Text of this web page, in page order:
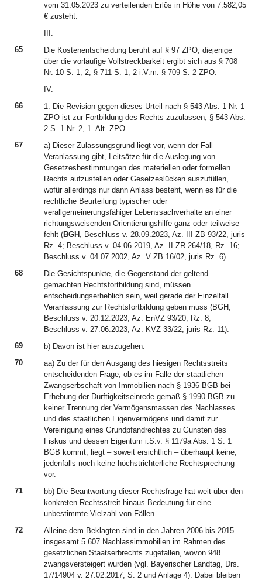
vom 31.05.2023 zu verteilenden Erlös in Höhe von 7.582,05
€ zusteht.
III.
65
Die Kostenentscheidung beruht auf § 97 ZPO, diejenige
über die vorläufige Vollstreckbarkeit ergibt sich aus § 708
Nr. 10 S. 1, 2, § 711 S. 1, 2 i.V.m. § 709 S. 2 ZPO.
IV.
66
1. Die Revision gegen dieses Urteil nach § 543 Abs. 1 Nr. 1
ZPO ist zur Fortbildung des Rechts zuzulassen, § 543 Abs.
2 S. 1 Nr. 2, 1. Alt. ZPO.
67
a) Dieser Zulassungsgrund liegt vor, wenn der Fall
Veranlassung gibt, Leitsätze für die Auslegung von
Gesetzesbestimmungen des materiellen oder formellen
Rechts aufzustellen oder Gesetzeslücken auszufüllen,
wofür allerdings nur dann Anlass besteht, wenn es für die
rechtliche Beurteilung typischer oder
verallgemeinerungsfähiger Lebenssachverhalte an einer
richtungsweisenden Orientierungshilfe ganz oder teilweise
fehlt (BGH , Beschluss v. 28.09.2023, Az. III ZB 93/22, juris
Rz. 4; Beschluss v. 04.06.2019, Az. II ZR 264/18, Rz. 16;
Beschluss v. 04.07.2002, Az. V ZB 16/02, juris Rz. 6).
68
Die Gesichtspunkte, die Gegenstand der geltend
gemachten Rechtsfortbildung sind, müssen
entscheidungserheblich sein, weil gerade der Einzelfall
Veranlassung zur Rechtsfortbildung geben muss (BGH,
Beschluss v. 20.12.2023, Az. EnVZ 93/20, Rz. 8;
Beschluss v. 27.06.2023, Az. KVZ 33/22, juris Rz. 11).
69
b) Davon ist hier auszugehen.
70
aa) Zu der für den Ausgang des hiesigen Rechtsstreits
entscheidenden Frage, ob es im Falle der staatlichen
Zwangserbschaft von Immobilien nach § 1936 BGB bei
Erhebung der Dürftigkeitseinrede gemäß § 1990 BGB zu
keiner Trennung der Vermögensmassen des Nachlasses
und des staatlichen Eigenvermögens und damit zur
Vereinigung eines Grundpfandrechtes zu Gunsten des
Fiskus und dessen Eigentum i.S.v. § 1179a Abs. 1 S. 1
BGB kommt, liegt – soweit ersichtlich – überhaupt keine,
jedenfalls noch keine höchstrichterliche Rechtsprechung
vor.
71
bb) Die Beantwortung dieser Rechtsfrage hat weit über den
konkreten Rechtsstreit hinaus Bedeutung für eine
unbestimmte Vielzahl von Fällen.
72
Alleine dem Beklagten sind in den Jahren 2006 bis 2015
insgesamt 5.607 Nachlassimmobilien im Rahmen des
gesetzlichen Staatserbrechts zugefallen, wovon 948
zwangsversteigert wurden (vgl. Bayerischer Landtag, Drs.
17/14904 v. 27.02.2017, S. 2 und Anlage 4). Dabei bleiben